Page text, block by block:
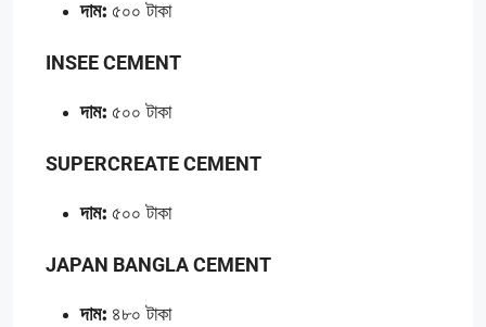
দাম: ৫০০ টাকা
INSEE CEMENT
দাম: ৫০০ টাকা
SUPERCREATE CEMENT
দাম: ৫০০ টাকা
JAPAN BANGLA CEMENT
দাম: ৪৮০ টাকা